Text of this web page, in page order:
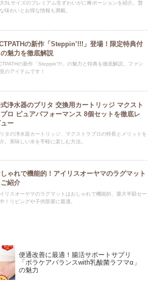
5Lサイズのプレミアム生ずわいがに棒ポーションを紹介。贅
味わいとお得な情報も満載。
の新作「Steppin’!!!」登場！限定特典付
の魅力を徹底解説
の新作「Steppin'!!!」の魅力と特典を徹底解説。ファン
のアイテムです！
浄水器のブリタ 交換用カートリッジ マクスト
ロ ピュアパフォーマンス 8個セットを徹底レ
ュー
タの浄水器カートリッジ、マクストラプロの特長とメリットを
。美味しい水を手軽に楽しむ方法。
ゃれで機能的！アイリスオーヤマのラグマット
紹介
リスオーヤマのラグマットはおしゃれで機能的、最大半額セー
！リビングや子供部屋に最適。
便通改善に最適！腸活サポートサプリ
「ボラケアバランスwith乳酸菌ラフマα」
の魅力